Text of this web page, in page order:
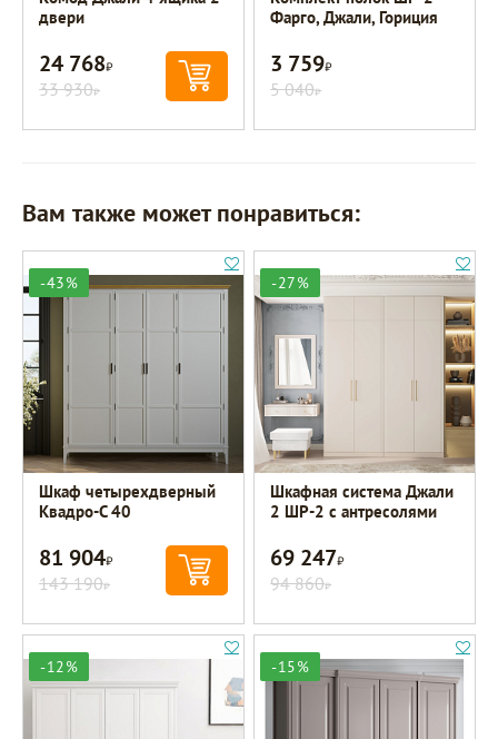
двери
24 768Р
33 930Р
Фарго, Джали, Гориция
3 759Р
5 040Р
Вам также может понравиться:
-43%
Шкаф четырехдверный
Квадро-С 40
81 904Р
143 190Р
-27%
Шкафная система Джали
2 ШР-2 с антресолями
69 247Р
94 860Р
-12% -15%